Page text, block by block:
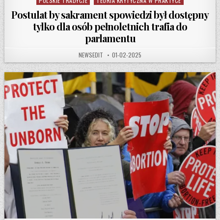
Postulat by sakrament spowiedzi był dostępny
tylko dla osób pełnoletnich trafia do
parlamentu
AUTHOR:
NEWSEDIT PUBLISHED DATE:
01-02-2025